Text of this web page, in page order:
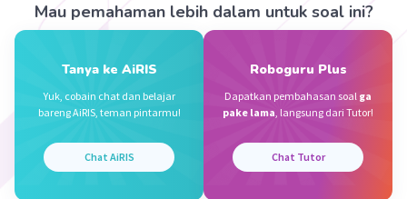
Iklan
Beri Rating·0.0 (0) Balas
Mau pemahaman lebih dalam untuk soal ini?
Tanya ke AiRIS
Yuk, cobain chat dan belajar
bareng AiRIS, teman pintarmu!
Chat AiRIS
Roboguru Plus
Dapatkan pembahasan soal ga
pake lama, langsung dari Tutor!
Chat Tutor